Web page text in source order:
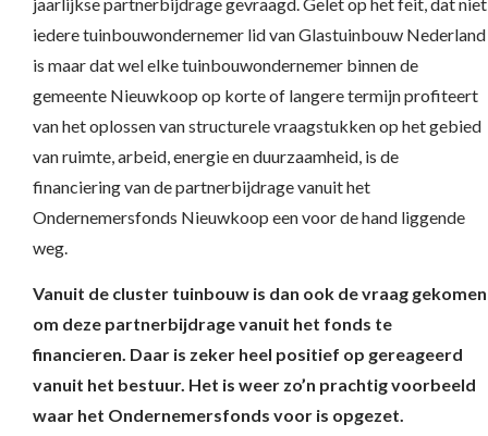
iedere tuinbouwondernemer lid van Glastuinbouw Nederland
is maar dat wel elke tuinbouwondernemer binnen de
gemeente Nieuwkoop op korte of langere termijn profiteert
van het oplossen van structurele vraagstukken op het gebied
van ruimte, arbeid, energie en duurzaamheid, is de
financiering van de partnerbijdrage vanuit het
Ondernemersfonds Nieuwkoop een voor de hand liggende
weg.
Vanuit de cluster tuinbouw is dan ook de vraag gekomen
om deze partnerbijdrage vanuit het fonds te
financieren. Daar is zeker heel positief op gereageerd
vanuit het bestuur. Het is weer zo’n prachtig voorbeeld
waar het Ondernemersfonds voor is opgezet.